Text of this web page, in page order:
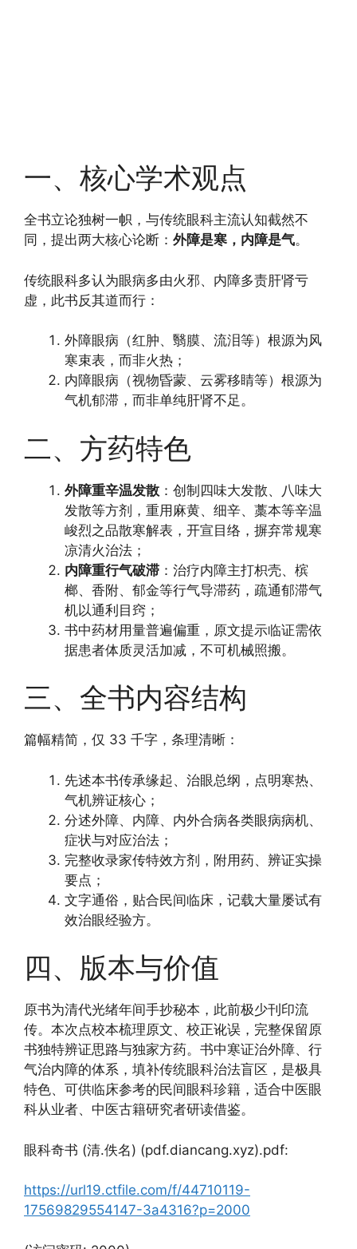
一、核心学术观点
全书立论独树一帜，与传统眼科主流认知截然不
同，提出两大核心论断： 外障是寒，内障是气。
传统眼科多认为眼病多由火邪、内障多责肝肾亏
虚，此书反其道而行：
外障眼病（红肿、翳膜、流泪等）根源为风
寒束表，而非火热；
内障眼病（视物昏蒙、云雾移睛等）根源为
气机郁滞，而非单纯肝肾不足。
二、方药特色
外障重辛温发散 ：创制四味大发散、八味大
发散等方剂，重用麻黄、细辛、藁本等辛温
峻烈之品散寒解表，开宣目络，摒弃常规寒
凉清火治法；
内障重行气破滞 ：治疗内障主打枳壳、槟
榔、香附、郁金等行气导滞药，疏通郁滞气
机以通利目窍；
书中药材用量普遍偏重，原文提示临证需依
据患者体质灵活加减，不可机械照搬。
三、全书内容结构
篇幅精简，仅 33 千字，条理清晰：
先述本书传承缘起、治眼总纲，点明寒热、
气机辨证核心；
分述外障、内障、内外合病各类眼病病机、
症状与对应治法；
完整收录家传特效方剂，附用药、辨证实操
要点；
文字通俗，贴合民间临床，记载大量屡试有
效治眼经验方。
四、版本与价值
原书为清代光绪年间手抄秘本，此前极少刊印流
传。本次点校本梳理原文、校正讹误，完整保留原
书独特辨证思路与独家方药。书中寒证治外障、行
气治内障的体系，填补传统眼科治法盲区，是极具
特色、可供临床参考的民间眼科珍籍，适合中医眼
科从业者、中医古籍研究者研读借鉴。
眼科奇书 (清.佚名) (pdf.diancang.xyz).pdf:
https://url19.ctfile.com/f/44710119-
17569829554147-3a4316?p=2000